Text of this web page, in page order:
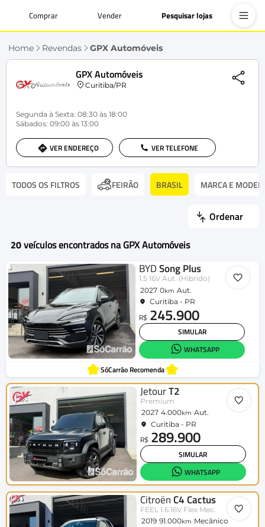
Comprar Vender Pesquisar lojas
Home Revendas GPX Automóveis
GPX Automóveis
Curitiba/PR
Segunda à Sexta: 08:30 às 18:00
Sábados: 09:00 às 13:00
VER ENDEREÇO VER TELEFONE
TODOS OS FILTROS FEIRÃO BRASIL MARCA E
Ordenar
20veículos encontrados na GPX Automóveis
BYDSong Plus
1.5 16V Aut. (Hibrido)
2027 0km Aut.
Curitiba - PR
R$ 245.900
SIMULAR
WHATSAPP
SóCarrão Recomenda
JetourT2
Premium
2027 4.000km Aut.
Curitiba - PR
R$ 289.900
SIMULAR
WHATSAPP
Citroën C4 Cactus
FEEL 1.6 16V Flex Mec.
2019 91.000km Mecânico